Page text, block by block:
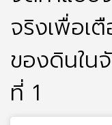
จริงเพื่อเ
ของดินใน
ที่ 1